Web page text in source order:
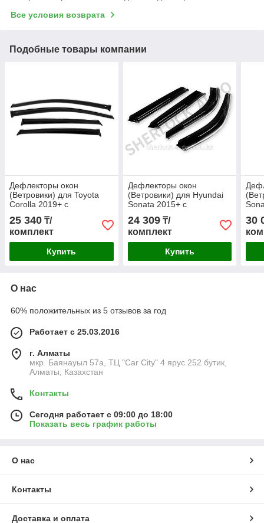
Все условия возврата
Подобные товары компании
Дефлекторы окон
(Ветровики) для Toyota
Corolla 2019+ с
хромированным
молдингом
25 340 ₸/
комплект
Купить
Дефлекторы окон
(Ветровики) для Hyundai
Sonata 2015+ с
хромированным
молдингом
24 309₸/
комплект
Купить
30
О нас
60% положительных из 5 отзывов за год
Работает с 25.03.2016
г. Алматы
мкр. Баянауыл 57а, ТЦ "Car Сity" 4 ярус 252 бутик,
Алматы, Казахстан
Контакты
Сегодня работает с 09:00 до 18:00
Показать весь график работы
О нас
Контакты
Доставка и оплата